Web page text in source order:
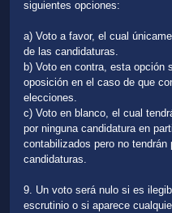
siguientes opciones:
a) Voto a favor, el cual
de las candidaturas.
b) Voto en contra, esta opción
oposición en el caso de que
elecciones.
c) Voto en blanco, el cual
por ninguna candidatura en
contabilizados pero no
candidaturas.
9. Un voto será nulo si es
escrutinio o si aparece